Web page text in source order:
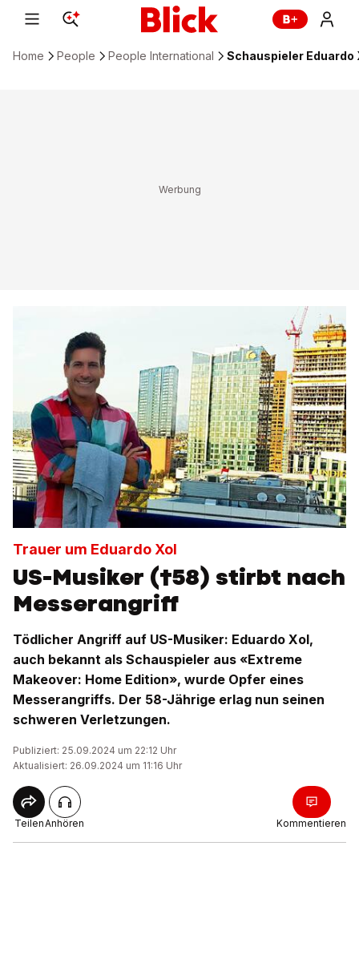
Home People People International Schauspieler
Trauer um Eduardo Xol
US-Musiker (†58) stirbt nach
Messerangriff
Tödlicher Angriff auf US-Musiker: Eduardo Xol,
auch bekannt als Schauspieler aus «Extreme
Makeover: Home Edition», wurde Opfer eines
Messerangriffs. Der 58-Jährige erlag nun seinen
schweren Verletzungen.
Publiziert: 25.09.2024 um 22:12 Uhr
Aktualisiert: 26.09.2024 um 11:16 Uhr
TeilenAnhören Kommentieren